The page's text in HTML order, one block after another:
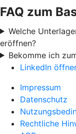
FAQ zum
Welche
eröffnen?
Bekomme ich
LinkedIn
Impressum
Datenschutz
Rechtliche